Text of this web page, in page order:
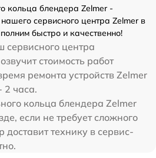
кольца блендера Zelmer -
сервисного центра Zelmer в
быстро и качественно!
сервисного центра
стоимость работ
ремонта устройств Zelmer
2 часа.
кольца блендера Zelmer
если не требует сложного
технику в сервис-